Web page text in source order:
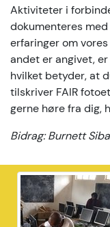
Aktiviteter i
dokumenteres
erfaringer om
andet er angivet,
hvilket betyder, at
tilskriver FAIR
gerne høre fra dig,
Bidrag: Burnett